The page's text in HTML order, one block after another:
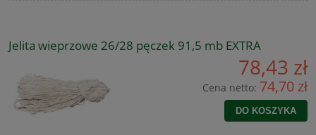
Jelita wieprzowe 26/28 pęczek 91,5 mb EXTRA
78,43 zł
Cena netto: 74,70 zł
DO KOSZYKA